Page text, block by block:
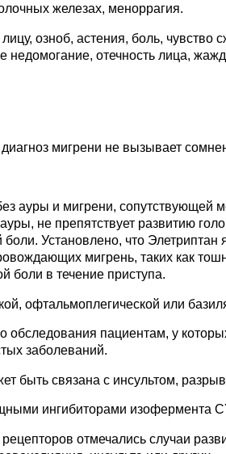
железах, меноррагия.
озноб, астения, боль, чувство
недомогание, отечность лица,
мигрени не вызывает
ауры и мигрени, сопутствующей
не препятствует развитию
Установлено, что Элетриптан
мигрень, таких как
боли в течение приступа.
офтальмоплегической или
обследования пациентам, у
заболеваний.
быть связана с инсультом,
ингибиторами изофермента
отмечались случаи